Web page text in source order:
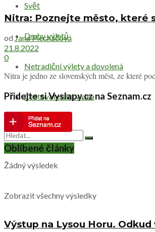
Svět
Druhy výletů
Netradiční výlety a dovolená
Cestovatelská videa
Žádný výsledek
Zobrazit všechny výsledky
Nitra: Poznejte město, které
od Jana Plecháčová
21.8.2022
0
Nitra je jedno ze slovenských měst, ze které
Přidejte si Vyslapy.cz na Seznam.cz
Oblíbené články
Výstup na Lysou Horu.